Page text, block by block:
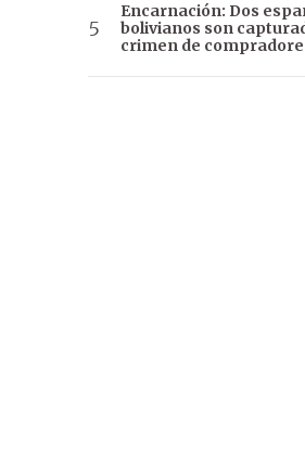
Encarnación: Dos
bolivianos son
crimen de